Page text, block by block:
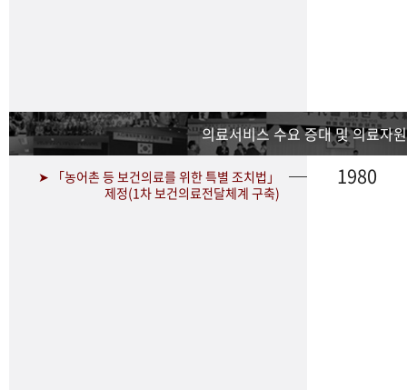
의료서비스 수요 증대 및 의료자
➤ 「농어촌 등 보건의료를 위한 특별 조치법」
제정(1차 보건의료전달체계 구축)
1980